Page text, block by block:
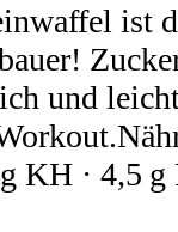
ist
und
KH · 4,5